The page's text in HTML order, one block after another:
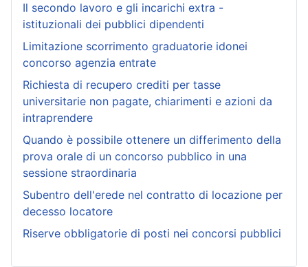
Il secondo lavoro e gli incarichi extra -
istituzionali dei pubblici dipendenti
Limitazione scorrimento graduatorie idonei
concorso agenzia entrate
Richiesta di recupero crediti per tasse
universitarie non pagate, chiarimenti e azioni da
intraprendere
Quando è possibile ottenere un differimento della
prova orale di un concorso pubblico in una
sessione straordinaria
Subentro dell'erede nel contratto di locazione per
decesso locatore
Riserve obbligatorie di posti nei concorsi pubblici